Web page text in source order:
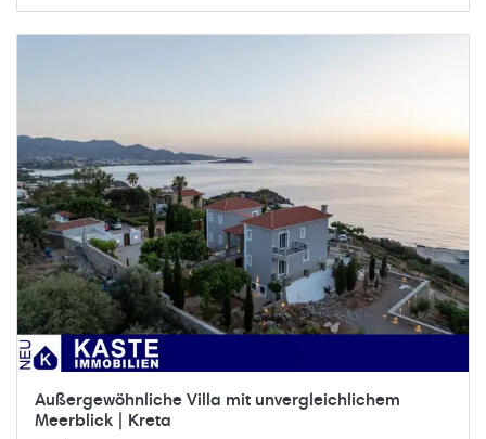
Außergewöhnliche Villa mit unvergleichlichem
Meerblick | Kreta